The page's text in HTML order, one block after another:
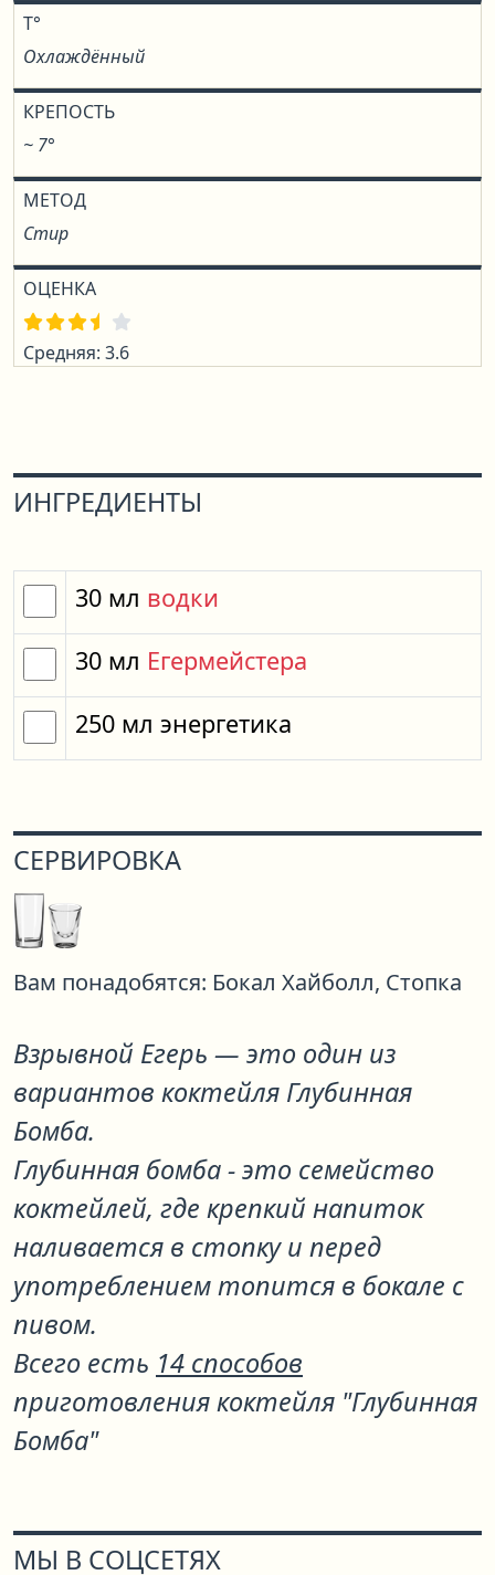
T°
Охлаждённый
КРЕПОСТЬ
~ 7°
МЕТОД
Стир
ОЦЕНКА
Средняя: 3.6
ИНГРЕДИЕНТЫ
30 мл водки
30 мл Егермейстера
250 мл энергетика
СЕРВИРОВКА
Вам понадобятся: Бокал Хайболл, Стопка
Взрывной Егерь — это один из
вариантов коктейля Глубинная
Бомба.
Глубинная бомба - это семейство
коктейлей, где крепкий напиток
наливается в стопку и перед
употреблением топится в бокале с
пивом.
Всего есть 14 способов
приготовления коктейля "Глубинная
Бомба"
МЫ В СОЦСЕТЯХ